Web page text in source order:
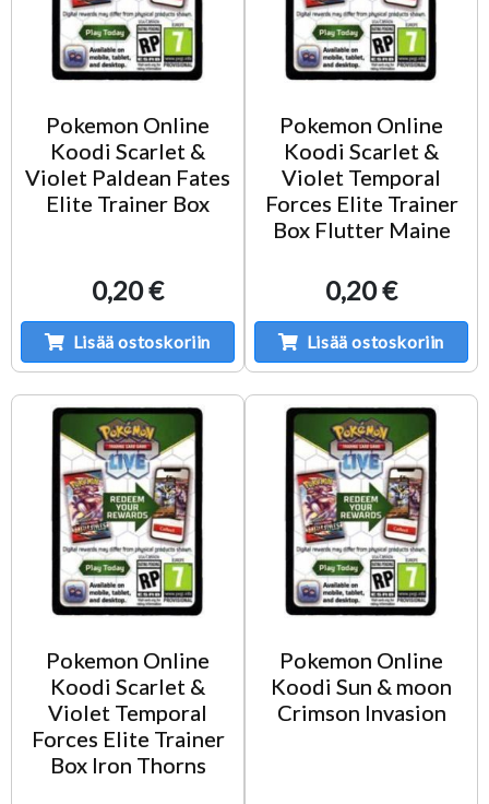
Pokemon Online
Koodi Scarlet &
Violet Paldean Fates
Elite Trainer Box
0,20 €
Lisää ostoskoriin
Pokemon Online
Koodi Scarlet &
Violet Temporal
Forces Elite Trainer
Box Flutter Maine
0,20 €
Lisää ostoskoriin
Pokemon Online
Koodi Scarlet &
Violet Temporal
Forces Elite Trainer
Box Iron Thorns
Pokemon Online
Koodi Sun & moon
Crimson Invasion